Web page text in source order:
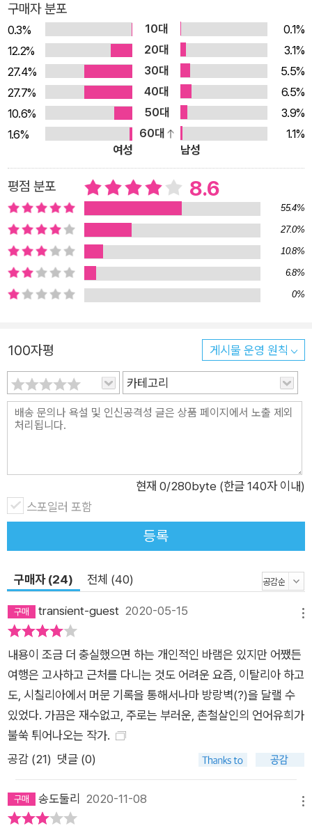
찾아와 어디로 여행하고 싶으냐고 묻고 나는 마치 ‘오래 준비해온 대
답’처럼 시칠리아라고 대답하는 장면. 생각해보면 내 많은 여행이 그
렇게 시작되었다. 어떤 나라나 도시를 마음에 두었다 한동안 잊어버
린다. 그러다 문득 어떤 계기로 다시 그곳이 떠오른다. 그리고 정신을
차려보면 어느새 그곳에 가 있다. 그런 여행은 마치 예정된 운명의 실
현처럼 느껴진다. 개정판의 제목이 바로 이 문구에서 나왔다.
내게는 ‘과거의 내가 보내온 편지’ 같은 책이지만 어떤 독자에게는 미
래의 자신에게 보내는 약속 같은 책이 될 수도 있지 않을까 희망해본
하건대 후회하지 않을 것이다.
2020년 4월
그날을. 그럴 때 여행은 낯선 곳으로 떠나는 갈 데 모를 방랑이 아
니라 어두운 병 속에 가라앉아 있는 과거의 빛나는 편린들과 마주
하는, 고고학적 탐사, 내면으로의 항해가 된다. 바다가 내려다보
이는 타오르미나의 그리스식 극장에 앉아 나는 그때의 노래를 소
심하게 웅얼거린다. 간단한 가사를 계속하여 반복하던, 그래서 신
입생들도 쉽게 따라 배울 수 있었던 그 응원가는 이렇게 끝난다.
그대여, 그대여어어, 너와 나는 태양처럼 젊 었다. _본문 91쪽 스
마트폰이 없이 떠난 마지막 여행 그들이 여행을 떠난 것은 스마트
폰이 대중화되기 직전인 2008년이다. 구글맵도, 트립어드바이
저도, 호텔스닷컴도 없던 시절. 그들은 공중전화로 호텔을 예약해
야 했고, 종이 지도를 보며 길을 찾아야 했다. 미로 같은 골목들이
즐비한 이탈리아의 도시들에서 길을 잃기 십상이었고, 날씨도 정
확히 알기 어려워 비를 맞고 다녀야 했다. 이탈리아의 기차들은
“시간표에 따라 가는 것이 아니라 스스로 가고 싶을 때” 떠났을
뿐 아니라 예고도 없이 툭하면 취소되곤 했다. 이탈리아어를 몰라
취소된 기차를 한없이 기다리기도 했다. 이탈리아에서 시칠리아
섬으로 넘어가는 것조차 쉽지 않은 일이었다. 하지만 작가는 계획
대로 진행되지 않는 이 고생스러운 여정 속에서도 “시칠리아가
바다 건너 섬이라는 것을 확실하고도 분명하게, 그것도 몸으로 알
게 되었다”라고 말한다. 스마트폰이 없는 대신 여행자는 자신의
감, 냄새로 가득하다. 아침 여덟시 반이면 동네의 빵집으로 빵을
사러 나간다. 빵집은 일분 거리에 있고 빵집으로 가는 길에는 한
집안 형제자매들이 하는 과일가게가 있다. 늘 빵을 사러 떠나지만
올 때는 과일까지 사서 돌아오게 된다. 아내와 내가 먹는 빵은 아
어서인지 대단히 맛이 있다. 햇볕으로 단련된 과육들이 농익은 냄
은 색의 배열에 상당히 섬세하게 신경을 쓰는 눈치다. 붉고 노란
오렌지, 연두색과 자주색의 포도, 붉은 딸기 같은 것들이 길바닥
에 나와 달콤한 냄새를 풍긴다. 아침은 빵 몇 개와 커피, 과일로
끝내고 다시 일을 하거나 산책을 나간다. 중요한 모든 것은 비토
리오에마누엘레 거리에 있다. 주로 이탈리아어로 쓰인 책을 팔지
만 간혹 영어판 도서와 외국신문도 파는 서점, 작은 슈퍼마켓, 우
체국과 은행지점, 과일과 야채 가게, 카페와 레스토랑, 빵집과 옷
가게, 안경점과 교회가 이 거리에 있다. 이 모든 게 걸어서 오 분
밖에 걸리지 않는 거리에 모여 있었다. _본문 75쪽 노토를 떠난
지 한참이 지난 지금에서야 나는 묻는다. 왜 노토 사람들은 그토
록 먹는 문제에 진지해진 것일까. 혹시 그것은 그들이 삼백 년 전
구매자 분포
0.3% 10대
0.1%
12.2%
20대
3.1%
27.4%
30대
5.5%
27.7%
40대
6.5%
10.6%
50대
3.9%
1.6%
60대
1.1%
여성
남성
평점 분포 8.6
55.4%
27.0%
10.8%
6.8%
0%
100자평 게시물 운영 원칙
카테고리
현재 0/280byte (한글 140자 이내)
스포일러 포함
등록
구매자 (24) 전체 (40)
transient-guest 2020-05-15
내용이 조금 더 충실했으면 하는 개인적인 바램은 있지만 어쨌든
여행은 고사하고 근처를 다니는 것도 어려운 요즘, 이탈리아 하고
도, 시칠리아에서 머문 기록을 통해서나마 방랑벽(?)을 달랠 수
있었다. 가끔은 재수없고, 주로는 부러운, 촌철살인의 언어유희가
불쑥 튀어나오는 작가.
공감 (21) 댓글 (0)
송도둘리 2020-11-08